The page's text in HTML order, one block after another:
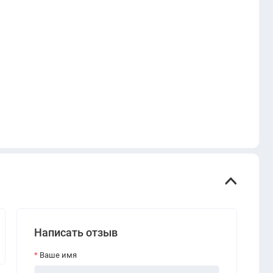
Написать отзыв
Ваше имя